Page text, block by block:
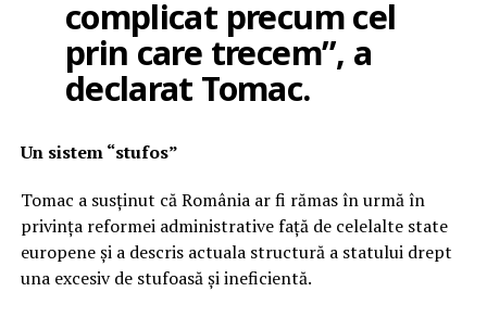
complicat precum cel
prin care trecem”, a
declarat Tomac.
Un sistem “stufos”
Tomac a susținut că România ar fi rămas în urmă în
privința reformei administrative față de celelalte state
europene și a descris actuala structură a statului drept
una excesiv de stufoasă și ineficientă.